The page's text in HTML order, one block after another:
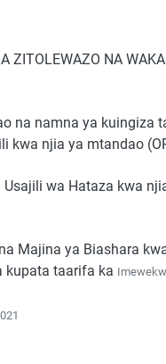
ZITOLEWAZO NA
na namna ya kuingiza
kwa njia ya mtandao
wa Hataza kwa
Majina ya Biashara
kupata taarifa ka